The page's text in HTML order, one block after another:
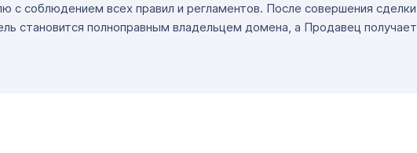
с соблюдением всех правил и регламентов. После совершения сделки
становится полноправным владельцем домена, а Продавец получает